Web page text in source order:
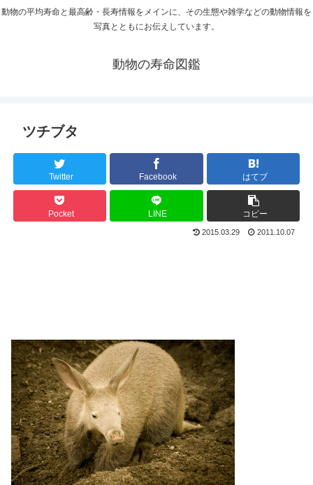
動物の平均寿命と最高齢・長寿情報をメインに、その生態や雑学などの動物情報を
写真とともにお伝えしています。
動物の寿命図鑑
ツチブタ
Twitter Facebook はてブ
Pocket LINE コピー
2015.03.29 2011.10.07